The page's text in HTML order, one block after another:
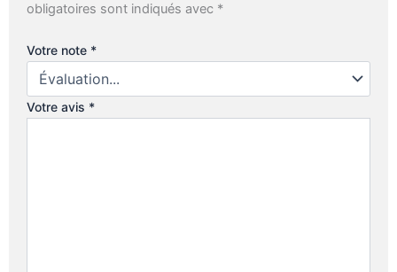
obligatoires sont indiqués avec *
Votre note *
Votre avis *